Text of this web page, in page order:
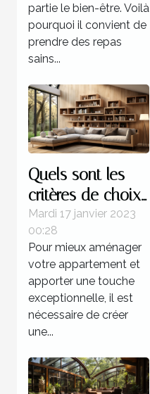
partie le bien-être. Voilà
pourquoi il convient de
prendre des repas
sains...
Quels sont les
critères de choix
d’une étagère
murale à livres ?
Mardi 17 janvier 2023
00:28
Pour mieux aménager
votre appartement et
apporter une touche
exceptionnelle, il est
nécessaire de créer
une...